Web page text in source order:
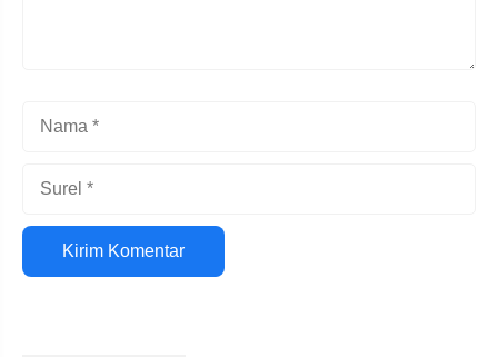
Situs
web